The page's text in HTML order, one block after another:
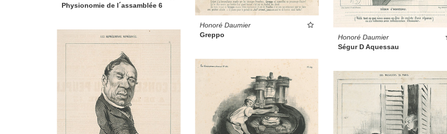
Physionomie de l´assamblée 6
Honoré Daumier
Greppo
Honoré Daumier
Ségur D Aquessau